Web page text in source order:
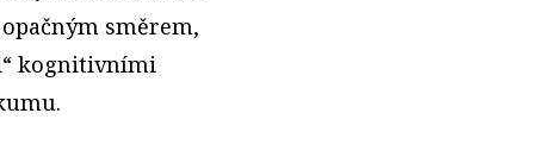
směrem,
kognitivními